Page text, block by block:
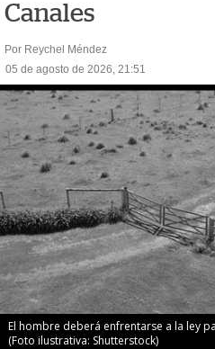
Canales
Por Reychel Méndez
05 de agosto de 2026, 21:51
El hombre deberá enfrentarse a la ley
(Foto ilustrativa: Shutterstock)